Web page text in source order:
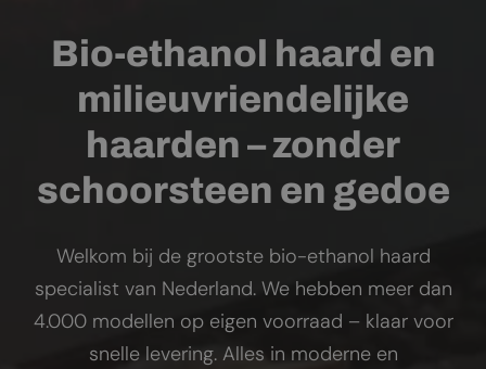
Bio-ethanol haard en
milieuvriendelijke
haarden – zonder
schoorsteen en gedoe
Welkom bij de grootste bio-ethanol haard
specialist van Nederland. We hebben meer dan
4.000 modellen op eigen voorraad – klaar voor
snelle levering. Alles in moderne en